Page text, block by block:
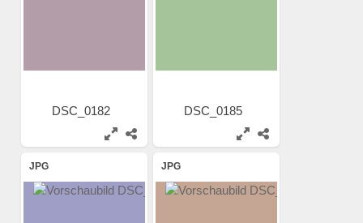
DSC_0182 DSC_0185
JPG JPG